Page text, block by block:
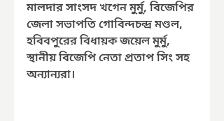
মালদার সাংসদ খগেন মুর্মু, বিজেপির
জেলা সভাপতি গোবিন্দচন্দ্র মণ্ডল,
হবিবপুরের বিধায়ক জয়েল মুর্মু,
স্থানীয় বিজেপি নেতা প্রতাপ সিং সহ
অন্যান্যরা।